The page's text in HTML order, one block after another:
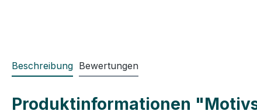
Beschreibung Bewertungen
Produktinformationen